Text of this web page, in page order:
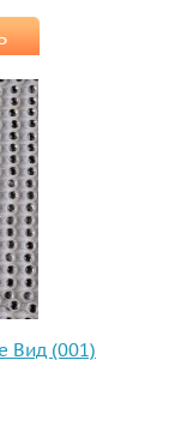
Вид (001)